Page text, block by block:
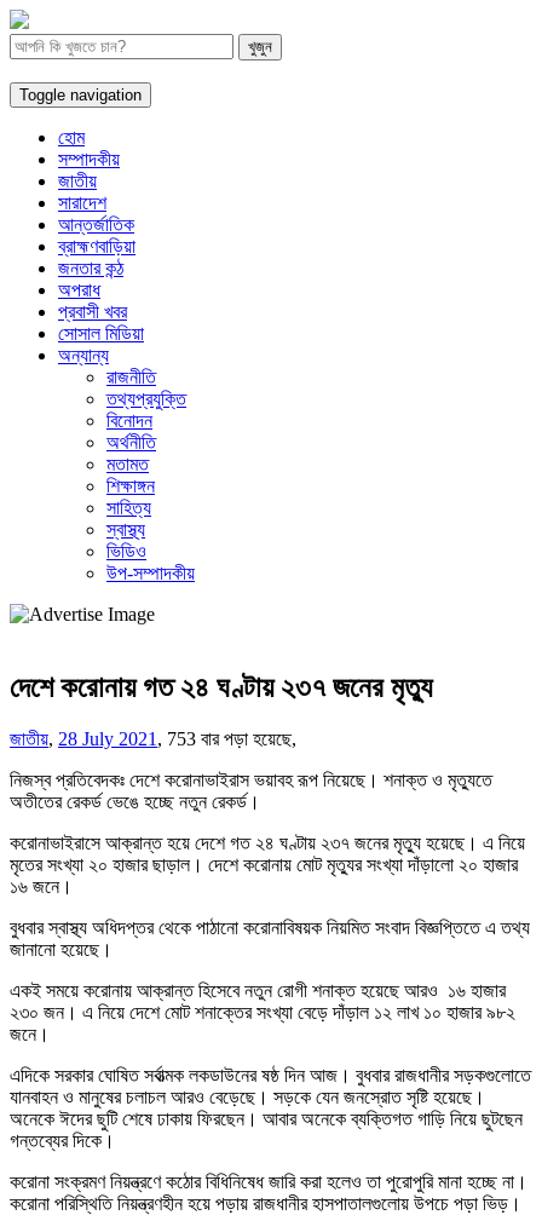
Toggle navigation
হোম
সম্পাদকীয়
জাতীয়
সারাদেশ
আন্তর্জাতিক
ব্রাহ্মণবাড়িয়া
জনতার কন্ঠ
অপরাধ
প্রবাসী খবর
সোসাল মিডিয়া
অন্যান্য
রাজনীতি
তথ্যপ্রযুক্তি
বিনোদন
অর্থনীতি
মতামত
শিক্ষাঙ্গন
সাহিত্য
স্বাস্থ্য
ভিডিও
উপ-সম্পাদকীয়
দেশে করোনায় গত ২৪ ঘণ্টায় ২৩৭ জনের মৃত্যু
জাতীয়, 28 July 2021 , 753 বার পড়া হয়েছে,
নিজস্ব প্রতিবেদকঃ দেশে করোনাভাইরাস ভয়াবহ রূপ নিয়েছে। শনাক্ত ও মৃত্যুতে
অতীতের রেকর্ড ভেঙে হচ্ছে নতুন রেকর্ড।
করোনাভাইরাসে আক্রান্ত হয়ে দেশে গত ২৪ ঘণ্টায় ২৩৭ জনের মৃত্যু হয়েছে। এ নিয়ে
মৃতের সংখ্যা ২০ হাজার ছাড়াল। দেশে করোনায় মোট মৃত্যুর সংখ্যা দাঁড়ালো ২০ হাজার
১৬ জনে।
বুধবার স্বাস্থ্য অধিদপ্তর থেকে পাঠানো করোনাবিষয়ক নিয়মিত সংবাদ বিজ্ঞপ্তিতে এ তথ্য
জানানো হয়েছে।
একই সময়ে করোনায় আক্রান্ত হিসেবে নতুন রোগী শনাক্ত হয়েছে আরও ১৬ হাজার
২৩০ জন। এ নিয়ে দেশে মোট শনাক্তের সংখ্যা বেড়ে দাঁড়াল ১২ লাখ ১০ হাজার ৯৮২
জনে।
এদিকে সরকার ঘোষিত সর্বাত্মক লকডাউনের ষষ্ঠ দিন আজ। বুধবার রাজধানীর সড়কগুলোতে
যানবাহন ও মানুষের চলাচল আরও বেড়েছে। সড়কে যেন জনস্রোত সৃষ্টি হয়েছে।
অনেকে ঈদের ছুটি শেষে ঢাকায় ফিরছেন। আবার অনেকে ব্যক্তিগত গাড়ি নিয়ে ছুটছেন
গন্তব্যের দিকে।
করোনা সংক্রমণ নিয়ন্ত্রণে কঠোর বিধিনিষেধ জারি করা হলেও তা পুরোপুরি মানা হচ্ছে না।
করোনা পরিস্থিতি নিয়ন্ত্রণহীন হয়ে পড়ায় রাজধানীর হাসপাতালগুলোয় উপচে পড়া ভিড়।